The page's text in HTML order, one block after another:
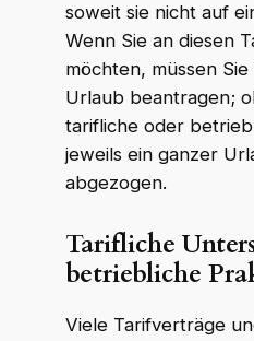
soweit sie nicht auf
Wenn Sie an diesen
möchten, müssen
Urlaub beantragen;
tarifliche oder
jeweils ein ganzer
abgezogen.
Tarifliche
betriebliche
Viele Tarifverträge